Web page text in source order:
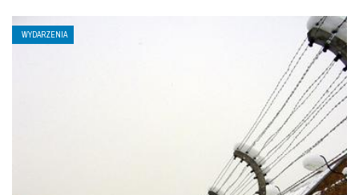
WYDARZENIA